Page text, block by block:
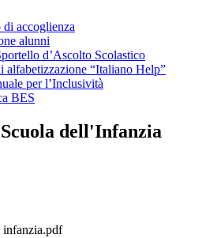
accoglienza
alunni
d’Ascolto Scolastico
alfabetizzazione “Italiano Help”
per l’Inclusività
BES
dell'Infanzia
infanzia.pdf